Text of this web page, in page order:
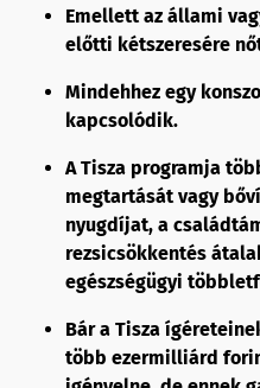
Emellett az állami
előtti kétszeresére
Mindehhez egy
kapcsolódik.
A Tisza programja
megtartását vagy
nyugdíjat, a
rezsicsökkentés
egészségügyi
Bár a Tisza
több ezermilliárd